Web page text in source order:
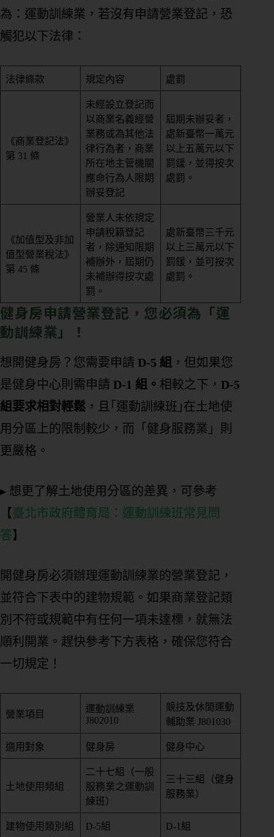
為：運動訓練業，若沒有申請營業登記，恐
觸犯以下法律：
法律條款 規定內容 處罰
《商業登記法》
第 31 條
未經設立登記而
以商業名義經營
業務或為其他法
律行為者，商業
所在地主管機關
應命行為人限期
辦妥登記
屆期未辦妥者，
處新臺幣一萬元
以上五萬元以下
罰鍰，並得按次
處罰。
《加值型及非加
值型營業稅法》
第 45 條
營業人未依規定
申請稅籍登記
者，除通知限期
補辦外，屆期仍
未補辦得按次處
罰。
處新臺幣三千元
以上三萬元以下
罰鍰，並可按次
處罰。
健身房申請營業登記，您必須為「運
動訓練業」！
想開健身房？您需要申請 D-5 組 ，但如果您
是健身中心則需申請 D-1 組。 相較之下， D-5
組要求相對輕鬆 ，且｢運動訓練班｣在土地使
用分區上的限制較少，而「健身服務業」則
更嚴格。
▸ 想更了解土地使用分區的差異，可參考
【 臺北市政府體育局：運動訓練班常見問
答】
開健身房必須辦理運動訓練業的營業登記，
並符合下表中的建物規範。如果商業登記類
別不符或規範中有任何一項未達標，就無法
順利開業。趕快參考下方表格，確保您符合
一切規定！
營業項目
運動訓練業
J802010
競技及休閒運動
輔助業 J801030
適用對象 健身房 健身中心
土地使用類組
二十七組（一般
服務業之運動訓
練班）
三十三組（健身
服務業）
建物使用類別組 D-5組 D-1組